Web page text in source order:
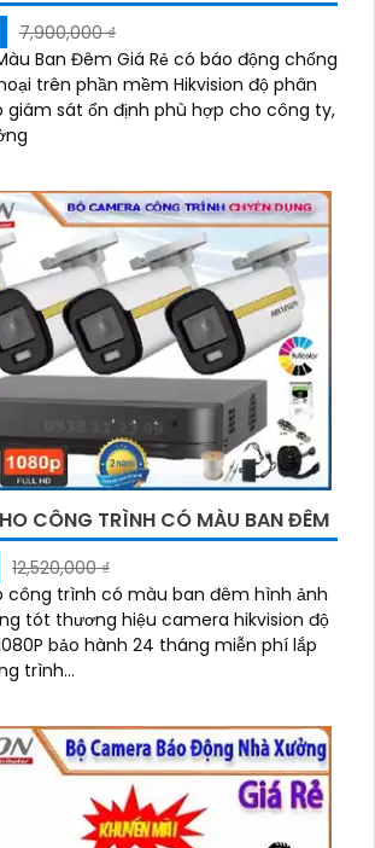
7,900,000 ₫
Ban Đêm Giá Rẻ có báo động chống
trên phần mềm Hikvision độ phân
giám sát ổn định phù hợp cho công ty,
CÔNG TRÌNH CÓ MÀU BAN ĐÊM
12,520,000 ₫
công trình có màu ban đêm hình ảnh
tót thương hiệu camera hikvision độ
bảo hành 24 tháng miễn phí lắp
trình...